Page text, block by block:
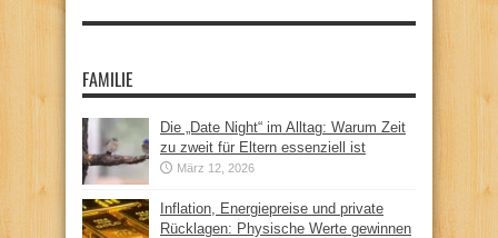
FAMILIE
Die „Date Night“ im Alltag: Warum Zeit
zu zweit für Eltern essenziell ist
März 12, 2026
Inflation, Energiepreise und private
Rücklagen: Physische Werte gewinnen